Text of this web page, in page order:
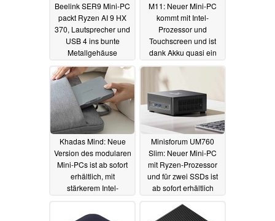
Beelink SER9 Mini-PC
packt Ryzen AI 9 HX
370, Lautsprecher und
USB 4 ins bunte
Metallgehäuse
11.09.2024
M11: Neuer Mini-PC
kommt mit Intel-
Prozessor und
Touchscreen und ist
dank Akku quasi ein
Tablet08.09.2024
Khadas Mind: Neue
Version des modularen
Mini-PCs ist ab sofort
erhältlich, mit
stärkerem Intel-
Minisforum UM760
Slim: Neuer Mini-PC
mit Ryzen-Prozessor
und für zwei SSDs ist
ab sofort erhältlich